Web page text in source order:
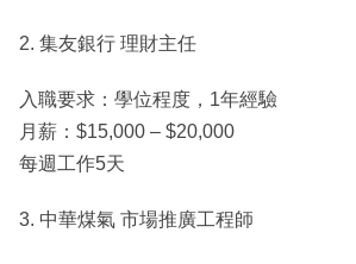
2. 集友銀行 理財主任
入職要求：學位程度，1年經驗
月薪：$15,000 – $20,000
每週工作5天
3. 中華煤氣 市場推廣工程師